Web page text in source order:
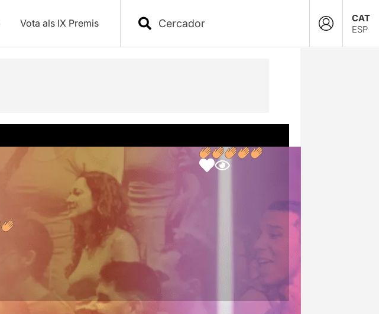
Vota als IX Premis
CAT
ESP